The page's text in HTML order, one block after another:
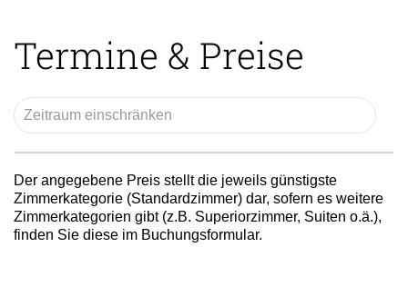
Termine & Preise
Der angegebene Preis stellt die jeweils günstigste
Zimmerkategorie (Standardzimmer) dar, sofern es weitere
Zimmerkategorien gibt (z.B. Superiorzimmer, Suiten o.ä.),
finden Sie diese im Buchungsformular.